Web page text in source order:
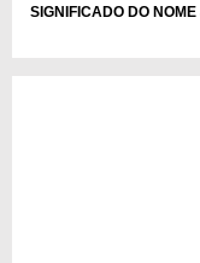
SIGNIFICADO DO